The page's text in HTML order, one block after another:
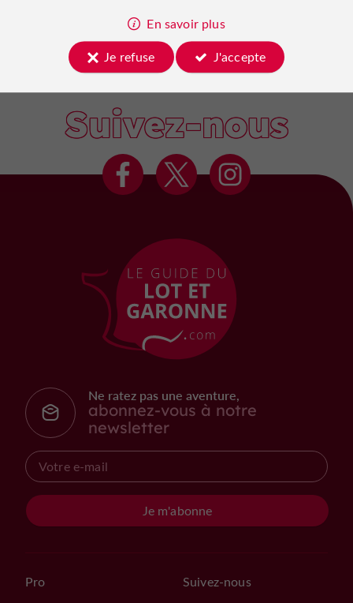
Marmande
Suivez-nous
Ne ratez pas une aventure,
abonnez-vous à notre
newsletter
Je m'abonne
Pro Suivez-nous
En savoir plus
Je refuse
J'accepte